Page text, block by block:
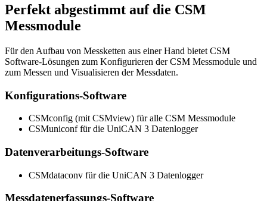
Perfekt abgestimmt auf die CSM
Messmodule
Für den Aufbau von Messketten aus einer Hand bietet CSM
Software-Lösungen zum Konfigurieren der CSM Messmodule und
zum Messen und Visualisieren der Messdaten.
Konfigurations-Software
CSMconfig (mit CSMview) für alle CSM Messmodule
CSMuniconf für die UniCAN 3 Datenlogger
Datenverarbeitungs-Software
CSMdataconv für die UniCAN 3 Datenlogger
Messdatenerfassungs-Software